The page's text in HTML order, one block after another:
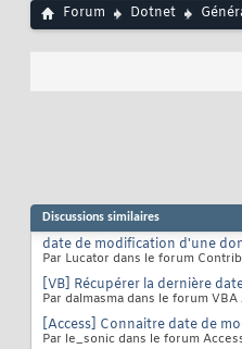
Forum
Dotnet
Discussions similaires
date de modification d'une
Par Lucator dans le forum
[VB] Récupérer la dernière
Par dalmasma dans le forum VBA
[Access] Connaitre date de
Par le_sonic dans le forum